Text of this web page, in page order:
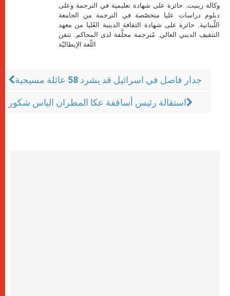
وكالة زينيت. حائزة على شهادة تعليمية في الترجمة وعلى
دبلوم دراسات عليا متخصّصة في الترجمة من الجامعة
اللّبنانية. حائزة على شهادة الثقافة الدينية العُليا من معهد
التثقيف الديني العالي. مُترجمة محلَّفة لدى المحاكم. تتقن
اللّغة الإيطاليّة
جدار فاصل في اسرائيل قد يشرد 58 عائلة مسيحية
استقالة رئيس أساقفة عكا المطران الياس شكور